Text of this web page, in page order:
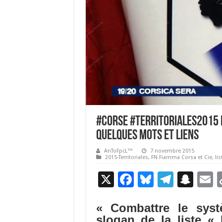
#corse #Territoriales2015
quelques mots et liens
AnToFpcL™
7 novembre 2015
2015-Territoriales, FN Fiamma Corsa et Cie,
X
F
e
Bl
es
T
e
S
a
E
« Combattre le